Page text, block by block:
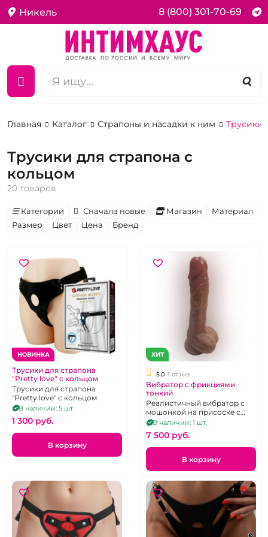
Никель 8 (800) 301-70-69
Главная Каталог Страпоны и насадки к ним Трусики
Трусики для страпона с
кольцом
20 товаров
Категории Сначала новые Магазин
Материал
Размер
Цвет Цена Бренд
НОВИНКА
Трусики для страпона
"Pretty love" с кольцом
Трусики для страпона
"Pretty love" с кольцом
В наличии: 5 шт.
1 300 pуб.
В корзину
ХИТ
5.0 1 отзыв
Вибратор с фрикциями
тонкий
Реалистичный вибратор с
мошонкой на присоске с
поступательными
движениями, 10 режимов
работы, на д/у пульте
В наличии: 1 шт.
7 500 pуб.
В корзину